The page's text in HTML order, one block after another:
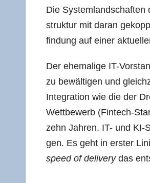
Die
struk­tur mit dar­an
fin­dung auf einer
Der ehe­ma­li­ge IT-
zu bewäl­ti­gen und
Inte­gra­ti­on wie die der
Wett­be­werb (Fin­tech-
zehn Jah­ren. IT- und
gen. Es geht in ers­ter
speed of deli­verydas